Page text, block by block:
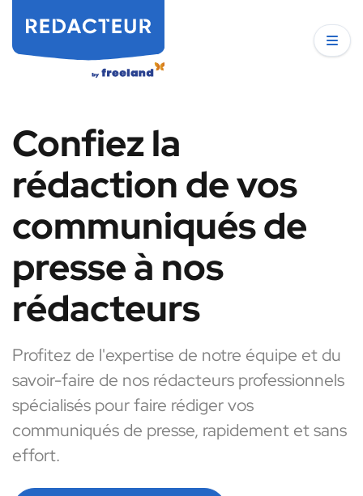
Confiez la
rédaction de vos
communiqués de
presse à nos
rédacteurs
Profitez de l'expertise de notre équipe et du
savoir-faire de nos rédacteurs professionnels
spécialisés pour faire rédiger vos
communiqués de presse, rapidement et sans
effort.